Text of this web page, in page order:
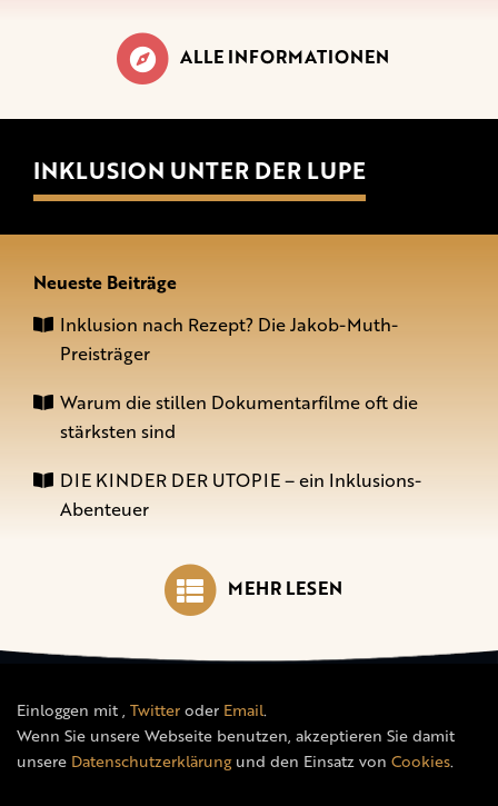
ALLE INFORMATIONEN
INKLUSION UNTER DER LUPE
Neueste Beiträge
Inklusion nach Rezept? Die Jakob-Muth-
Preisträger
Warum die stillen Dokumentarfilme oft die
stärksten sind
DIE KINDER DER UTOPIE – ein Inklusions-
Abenteuer
MEHR LESEN
Einloggen mit, Twitteroder Email.
Wenn Sie unsere Webseite benutzen, akzeptieren Sie damit
unsere Datenschutzerklärungund den Einsatz von Cookies.